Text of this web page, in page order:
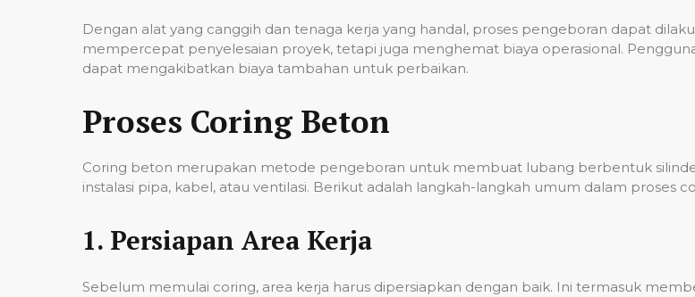
Dengan alat yang canggih dan tenaga kerja yang handal, proses pengeboran dapat
mempercepat penyelesaian proyek, tetapi juga menghemat biaya operasional.
dapat mengakibatkan biaya tambahan untuk perbaikan.
Proses Coring Beton
Coring beton merupakan metode pengeboran untuk membuat lubang berbentuk
instalasi pipa, kabel, atau ventilasi. Berikut adalah langkah-langkah umum dalam proses
1. Persiapan Area Kerja
Sebelum memulai coring, area kerja harus dipersiapkan dengan baik. Ini termasuk